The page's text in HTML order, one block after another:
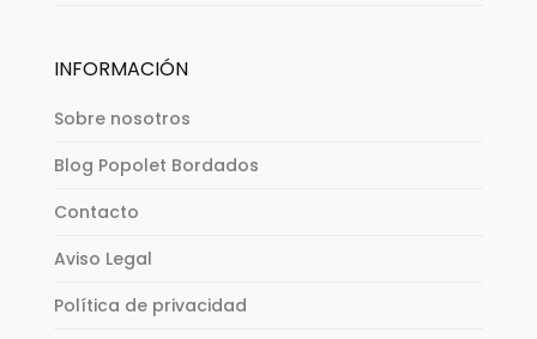
INFORMACIÓN
Sobre nosotros
Blog Popolet Bordados
Contacto
Aviso Legal
Política de privacidad